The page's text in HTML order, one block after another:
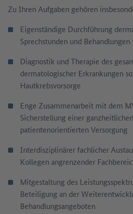
Zu Ihren Aufgaben gehören
Eigenständige Durchführung
Sprechstunden und Behandlungen
Diagnostik und Therapie des
dermatologischer Erkrankungen
Hautkrebsvorsorge
Enge Zusammenarbeit mit dem
Sicherstellung einer
patientenorientierten Versorgung
Interdisziplinärer fachlicher
Kollegen angrenzender
Mitgestaltung des
Beteiligung an der
Behandlungsangeboten